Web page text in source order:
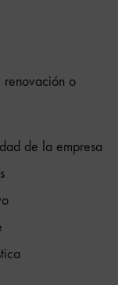
renovación o
de la empresa